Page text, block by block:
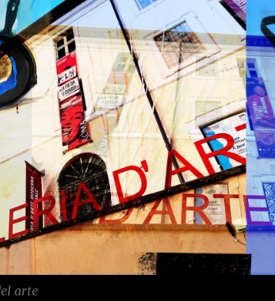
arte